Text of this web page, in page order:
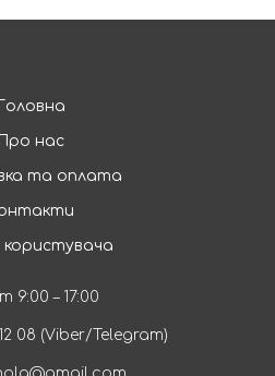
Головна
Про нас
та оплата
9:00 – 17:00
08 (Viber/Telegram)